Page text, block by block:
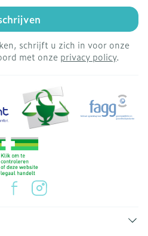
schrijft u zich in voor onze
met onze privacy policy.